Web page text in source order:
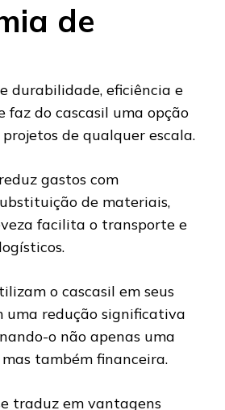
de
durabilidade, eficiência e
faz do cascasil uma opção
de qualquer escala.
gastos com
de materiais,
facilita o transporte e
o cascasil em seus
uma redução significativa
o não apenas uma
também financeira.
traduz em vantagens